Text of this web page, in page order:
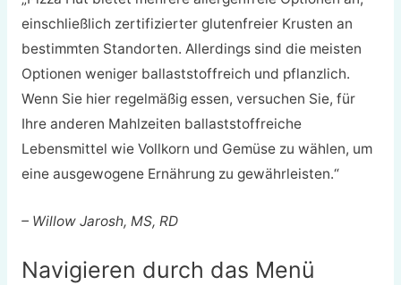
einschließlich zertifizierter glutenfreier Krusten an
bestimmten Standorten. Allerdings sind die meisten
Optionen weniger ballaststoffreich und pflanzlich.
Wenn Sie hier regelmäßig essen, versuchen Sie, für
Ihre anderen Mahlzeiten ballaststoffreiche
Lebensmittel wie Vollkorn und Gemüse zu wählen, um
eine ausgewogene Ernährung zu gewährleisten.“
– Willow Jarosh, MS, RD
Navigieren durch das Menü